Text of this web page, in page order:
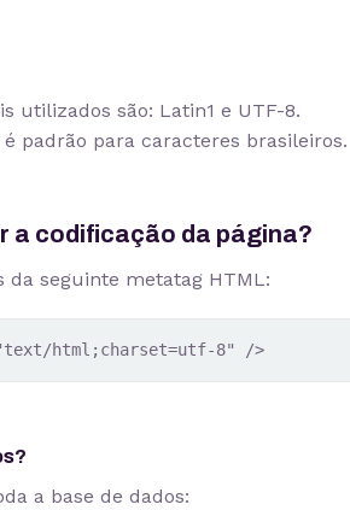
utilizados são: Latin1 e UTF-8.
padrão para caracteres brasileiros.
a codificação da página?
da seguinte metatag HTML:
html;charset=utf-8" />
a base de dados: